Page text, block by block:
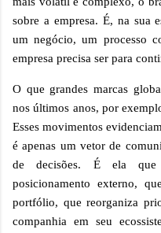
sobre a empresa. É, na sua
um negócio, um processo
empresa precisa ser para
O que grandes marcas
nos últimos anos, por
Esses movimentos
é apenas um vetor de
de decisões. É ela
posicionamento externo,
portfólio, que reorganiza
companhia em seu